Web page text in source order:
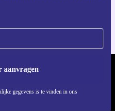
aanvragen
gegevens is te vinden in ons
- RETHINK NEW.
ONS